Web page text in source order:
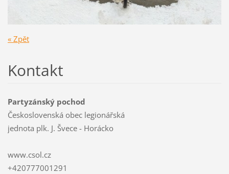
« Zpět
Kontakt
Partyzánský pochod
Československá obec legionářská
jednota plk. J. Švece - Horácko
www.csol.cz
+420777001291